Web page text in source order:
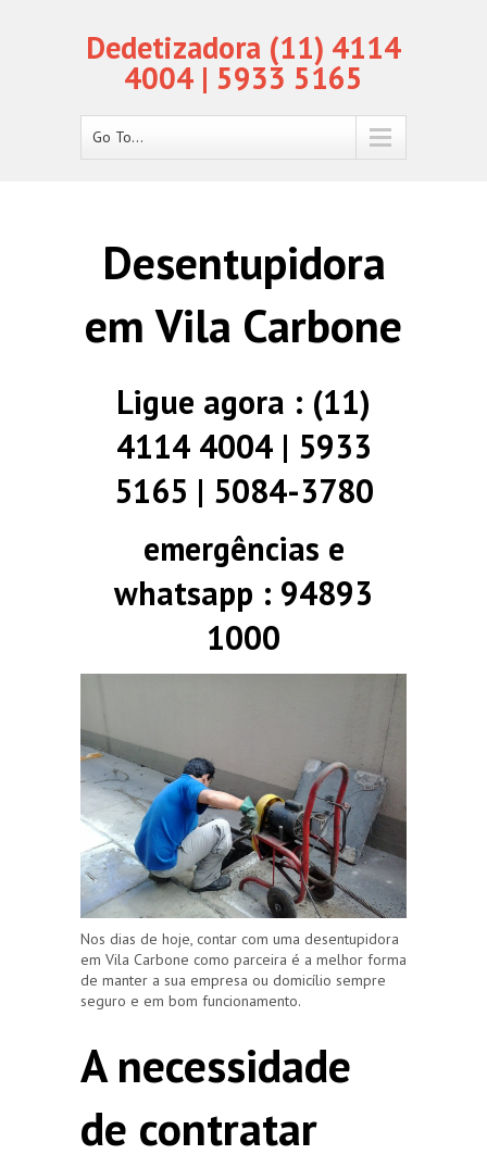
Dedetizadora (11) 4114
4004 | 5933 5165
Go To...
Desentupidora
em Vila Carbone
Ligue agora : (11)
4114 4004 | 5933
5165 | 5084-3780
emergências e
whatsapp : 94893
1000
Nos dias de hoje, contar com uma desentupidora
em Vila Carbone como parceira é a melhor forma
de manter a sua empresa ou domicílio sempre
seguro e em bom funcionamento.
A necessidade
de contratar